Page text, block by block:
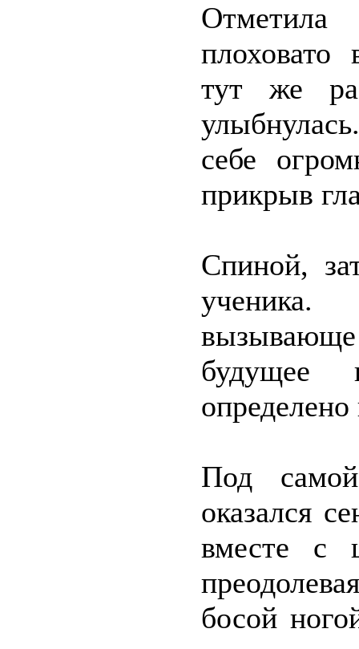
плоховато
тут же
себе
прикрыв
Спиной,
Под
оказался
вместе с
босой